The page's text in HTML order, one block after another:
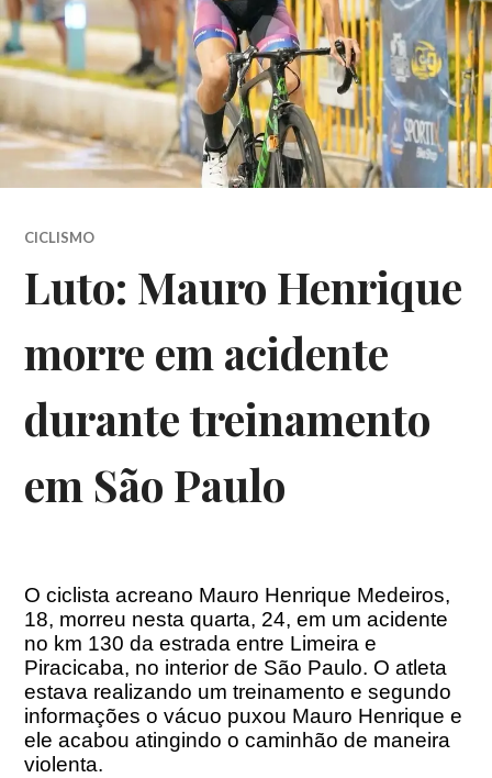
CICLISMO
Luto: Mauro Henrique
morre em acidente
durante treinamento
em São Paulo
O ciclista acreano Mauro Henrique Medeiros,
18, morreu nesta quarta, 24, em um acidente
no km 130 da estrada entre Limeira e
Piracicaba, no interior de São Paulo. O atleta
estava realizando um treinamento e segundo
informações o vácuo puxou Mauro Henrique e
ele acabou atingindo o caminhão de maneira
violenta.